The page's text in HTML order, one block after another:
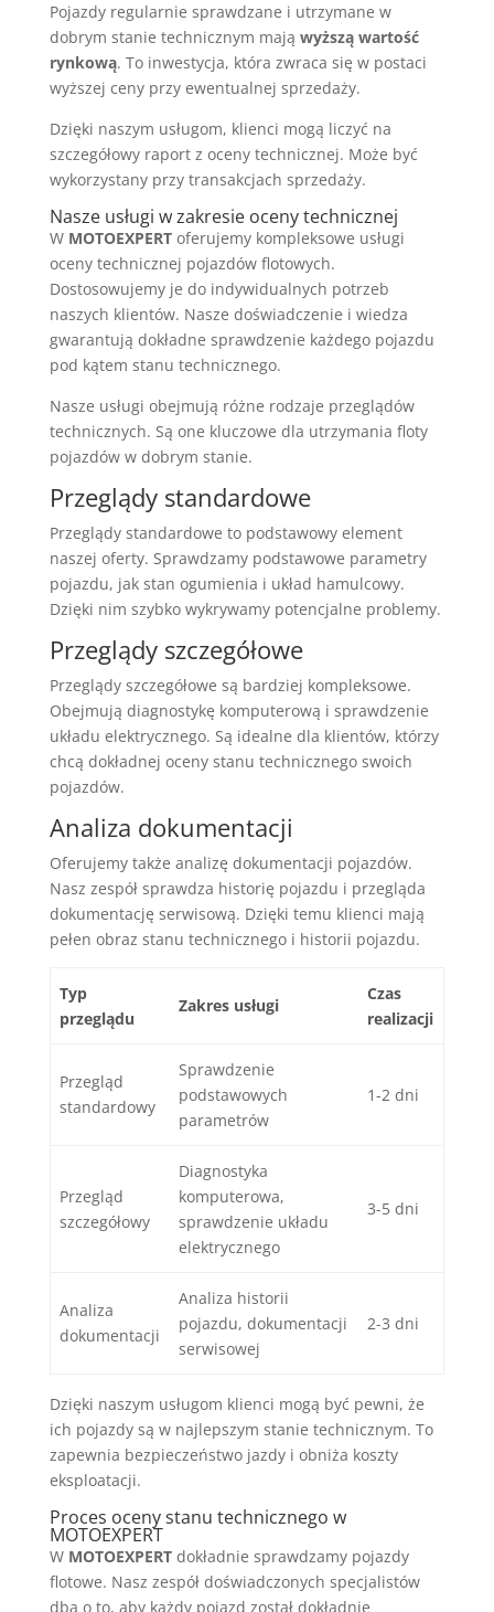
Pojazdy regularnie sprawdzane i utrzymane w
dobrym stanie technicznym mają wyższą wartość
rynkową. To inwestycja, która zwraca się w postaci
wyższej ceny przy ewentualnej sprzedaży.
Dzięki naszym usługom, klienci mogą liczyć na
szczegółowy raport z oceny technicznej. Może być
wykorzystany przy transakcjach sprzedaży.
Nasze usługi w zakresie oceny technicznej
W MOTOEXPERToferujemy kompleksowe usługi
oceny technicznej pojazdów flotowych.
Dostosowujemy je do indywidualnych potrzeb
naszych klientów. Nasze doświadczenie i wiedza
gwarantują dokładne sprawdzenie każdego pojazdu
pod kątem stanu technicznego.
Nasze usługi obejmują różne rodzaje przeglądów
technicznych. Są one kluczowe dla utrzymania floty
pojazdów w dobrym stanie.
Przeglądy standardowe
Przeglądy standardowe to podstawowy element
naszej oferty. Sprawdzamy podstawowe parametry
pojazdu, jak stan ogumienia i układ hamulcowy.
Dzięki nim szybko wykrywamy potencjalne problemy.
Przeglądy szczegółowe
Przeglądy szczegółowe są bardziej kompleksowe.
Obejmują diagnostykę komputerową i sprawdzenie
układu elektrycznego. Są idealne dla klientów, którzy
chcą dokładnej oceny stanu technicznego swoich
pojazdów.
Analiza dokumentacji
Oferujemy także analizę dokumentacji pojazdów.
Nasz zespół sprawdza historię pojazdu i przegląda
dokumentację serwisową. Dzięki temu klienci mają
pełen obraz stanu technicznego i historii pojazdu.
Typ
przeglądu
Zakres usługi
Czas
realizacji
Przegląd
standardowy
Sprawdzenie
podstawowych
parametrów
1-2 dni
Przegląd
szczegółowy
Diagnostyka
komputerowa,
sprawdzenie układu
elektrycznego
3-5 dni
Analiza
dokumentacji
Analiza historii
pojazdu, dokumentacji
serwisowej
2-3 dni
Dzięki naszym usługom klienci mogą być pewni, że
ich pojazdy są w najlepszym stanie technicznym. To
zapewnia bezpieczeństwo jazdy i obniża koszty
eksploatacji.
Proces oceny stanu technicznego w
MOTOEXPERT
W MOTOEXPERTdokładnie sprawdzamy pojazdy
flotowe. Nasz zespół doświadczonych specjalistów
dba o to, aby każdy pojazd został dokładnie